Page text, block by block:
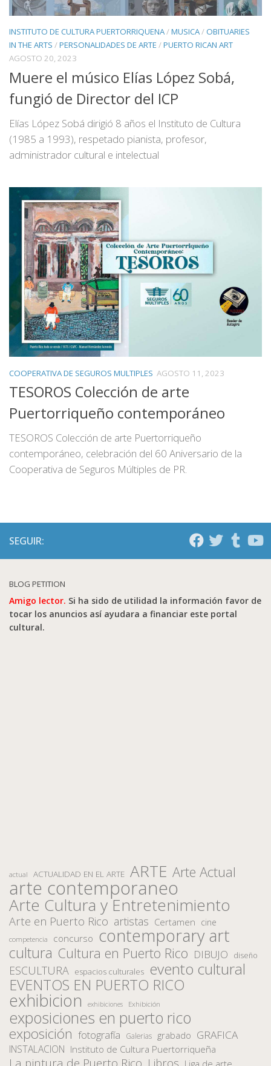
INSTITUTO DE CULTURA PUERTORRIQUENA/MUSICA/ OBITUARIES
IN THE ARTS /PERSONALIDADES DE ARTE /PUERTO RICAN ART
AGOSTO 20, 2023
Muere el músico Elías López Sobá,
fungió de Director del ICP
Elías López Sobá dirigió 8 años el Instituto de Cultura
(1985 a 1993), respetado pianista, profesor,
administrador cultural e intelectual
COOPERATIVA DE SEGUROS MULTIPLES AGOSTO 11, 2023
TESOROS Colección de arte
Puertorriqueño contemporáneo
TESOROS Colección de arte Puertorriqueño
contemporáneo, celebración del 60 Aniversario de la
Cooperativa de Seguros Múltiples de PR.
SEGUIR:
BLOG PETITION
Amigo lector. Si ha sido de utilidad la información favor de
tocar los anuncios así ayudara a financiar este portal
cultural.
actual ACTUALIDAD EN EL ARTE ARTE Arte Actual
arte contemporaneo
Arte Cultura y Entretenimiento
Arte en Puerto Rico artistas Certamen cine
competencia concurso contemporary art
cultura Cultura en Puerto Rico DIBUJO diseño
ESCULTURA espacios culturales evento cultural
EVENTOS EN PUERTO RICO
exhibicion exhibiciones Exhibición
exposiciones en puerto rico
exposición fotografía Galerias grabado GRAFICA
INSTALACION Instituto de Cultura Puertorriqueña
La pintura de Puerto Rico